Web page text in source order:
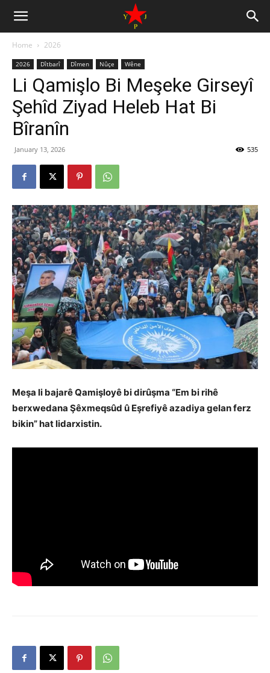
Home 2026
2026 Dîtbarî Dîmen Nûçe Wêne
Li Qamişlo Bi Meşeke Girseyî
Şehîd Ziyad Heleb Hat Bi
Bîranîn
January 13, 2026 535
Meşa li bajarê Qamişloyê bi dirûşma “Em bi rihê
berxwedana Şêxmeqsûd û Eşrefiyê azadiya gelan ferz
bikin” hat lidarxistin.